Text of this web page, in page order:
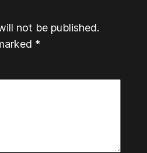
not be published.
*